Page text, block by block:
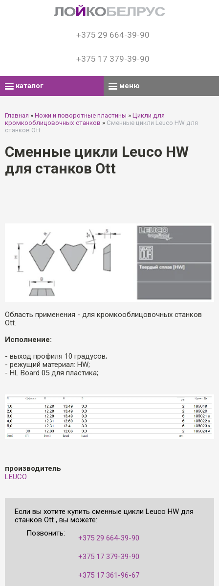
+375 29 664-39-90
+375 17 379-39-90
каталог меню
Главная » Ножи и поворотные пластины » Цикли для
кромкооблицовочных станков » Сменные цикли Leuco HW для
станков Ott
Сменные цикли Leuco HW
для станков Ott
Область применения - для кромкооблицовочных станков
Ott.
Исполнение:
- выход профиля 10 градусов;
- режущий материал: HW;
- HL Board 05 для пластика;
производитель
LEUCO
Если вы хотите купить сменные цикли Leuco HW для
станков Ott , вы можете:
Позвонить:
+375 29 664-39-90
+375 17 379-39-90
+375 17 361-96-67